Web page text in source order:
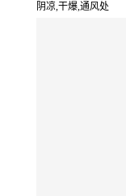
阴凉,干爆,通风处